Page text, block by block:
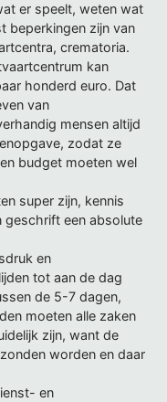
er speelt, weten wat
beperkingen zijn van
crematoria.
kan
honderd euro. Dat
van
mensen altijd
zodat ze
budget moeten wel
super zijn, kennis
geschrift een absolute
en
tot aan de dag
de 5-7 dagen,
moeten alle zaken
zijn, want de
worden en daar
en